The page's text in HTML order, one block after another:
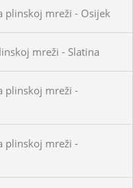
plinskoj mreži - Osijek
mreži - Slatina
plinskoj mreži -
plinskoj mreži -